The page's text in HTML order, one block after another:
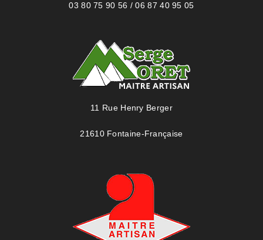
03 80 75 90 56 / 06 87 40 95 05
11 Rue Henry Berger
21610 Fontaine-Française